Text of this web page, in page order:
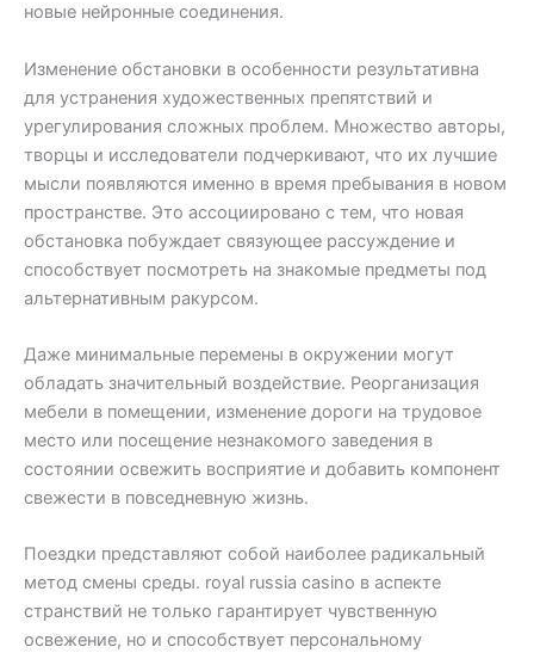
новые нейронные соединения.
Изменение обстановки в особенности результативна
для устранения художественных препятствий и
урегулирования сложных проблем. Множество авторы,
творцы и исследователи подчеркивают, что их лучшие
мысли появляются именно в время пребывания в новом
пространстве. Это ассоциировано с тем, что новая
обстановка побуждает связующее рассуждение и
способствует посмотреть на знакомые предметы под
альтернативным ракурсом.
Даже минимальные перемены в окружении могут
обладать значительный воздействие. Реорганизация
мебели в помещении, изменение дороги на трудовое
место или посещение незнакомого заведения в
состоянии освежить восприятие и добавить компонент
свежести в повседневную жизнь.
Поездки представляют собой наиболее радикальный
метод смены среды. royal russia casino в аспекте
странствий не только гарантирует чувственную
освежение, но и способствует персональному